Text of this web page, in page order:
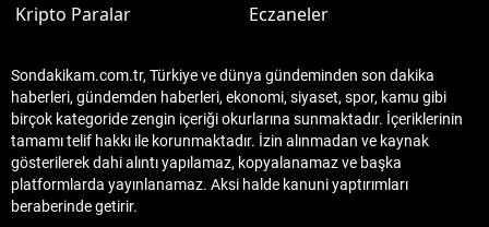
Kripto Paralar
Eczaneler
Sondakikam.com.tr, Türkiye ve dünya gündeminden son dakika
haberleri, gündemden haberleri, ekonomi, siyaset, spor, kamu gibi
birçok kategoride zengin içeriği okurlarına sunmaktadır. İçeriklerinin
tamamı telif hakkı ile korunmaktadır. İzin alınmadan ve kaynak
gösterilerek dahi alıntı yapılamaz, kopyalanamaz ve başka
platformlarda yayınlanamaz. Aksi halde kanuni yaptırımları
beraberinde getirir.